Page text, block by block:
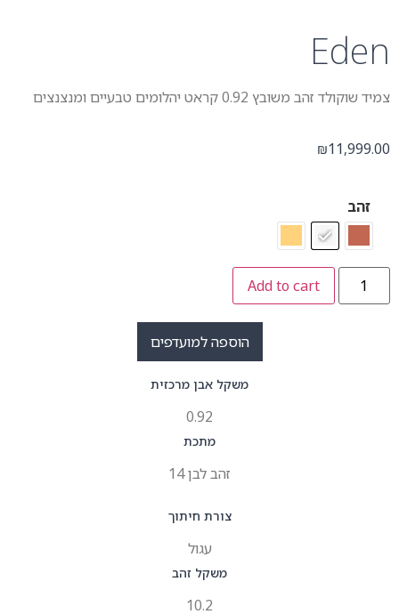
Eden
צמיד שוקולד זהב משובץ 0.92 קראט יהלומים טבעיים ומנצנצים
₪11,999.00
זהב
Add to cart
הוספה למועדפים
משקל אבן מרכזית
0.92
מתכת
זהב לבן 14
צורת חיתוך
עגול
משקל זהב
10.2